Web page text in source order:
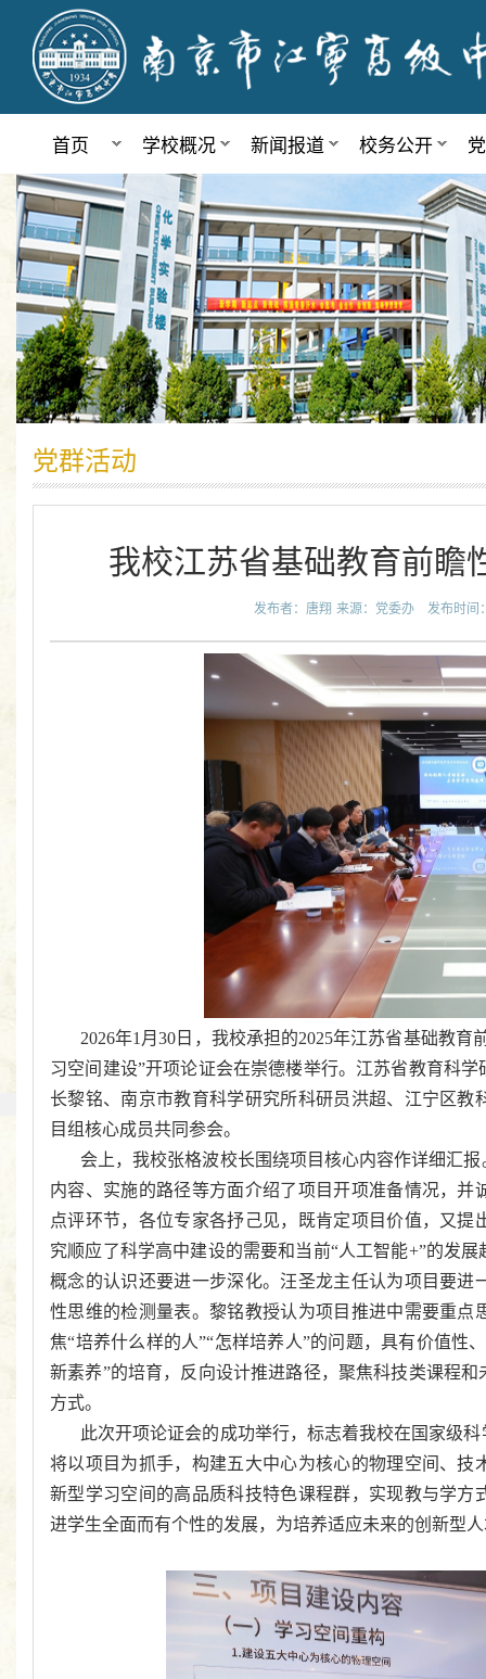
首页 学校概况 新闻报道 校务公开
党群活动
我校江苏省基础教育前瞻
发布者：唐翔 来源：党委办 发布时间
2026年1月30日，我校承担的2025年江苏省基础教
习空间建设”开项论证会在崇德楼举行。江苏省教育科
长黎铭、南京市教育科学研究所科研员洪超、江宁区
目组核心成员共同参会。
会上，我校张格波校长围绕项目核心内容作详细汇
内容、实施的路径等方面介绍了项目开项准备情况，
点评环节，各位专家各抒己见，既肯定项目价值，又
究顺应了科学高中建设的需要和当前“人工智能+”的发
概念的认识还要进一步深化。汪圣龙主任认为项目要
性思维的检测量表。黎铭教授认为项目推进中需要重
焦“培养什么样的人”“怎样培养人”的问题，具有价值性
新素养”的培育，反向设计推进路径，聚焦科技类课程
方式。
此次开项论证会的成功举行，标志着我校在国家级
将以项目为抓手，构建五大中心为核心的物理空间、
新型学习空间的高品质科技特色课程群，实现教与学
进学生全面而有个性的发展，为培养适应未来的创新型